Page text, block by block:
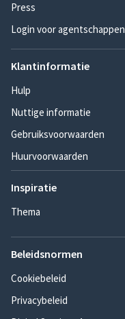
Press
Login voor agentschappen
Klantinformatie
Hulp
Nuttige informatie
Gebruiksvoorwaarden
Huurvoorwaarden
Inspiratie
Thema
Beleidsnormen
Cookiebeleid
Privacybeleid